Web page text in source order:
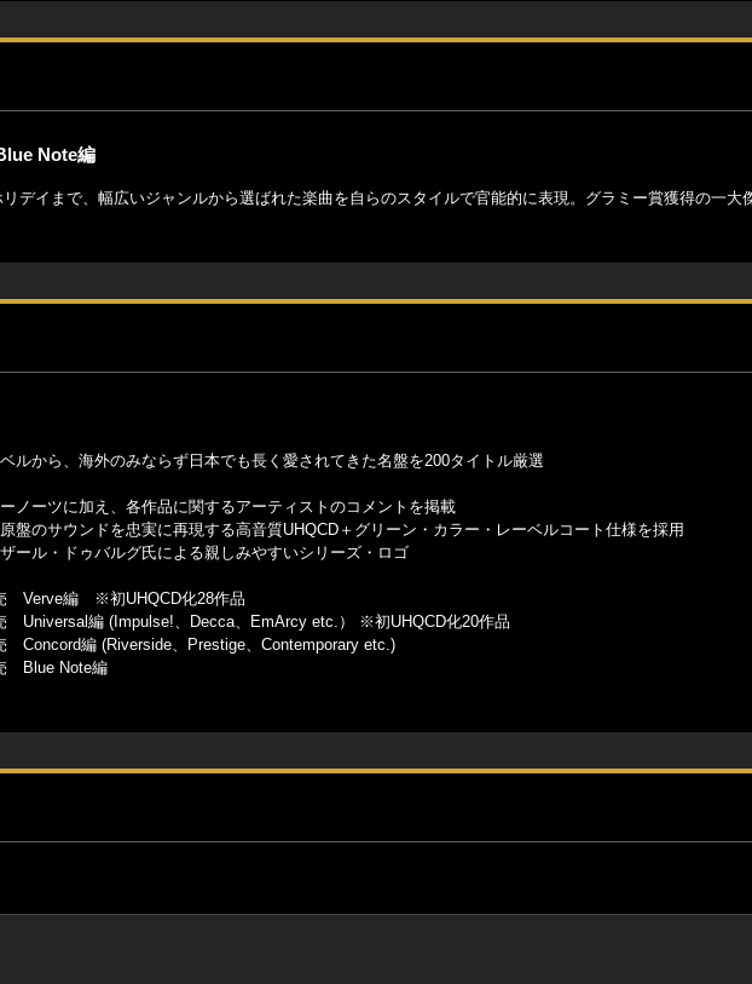
Note編
デイまで、幅広いジャンルから選ばれた楽曲を自らのスタイルで官能的に表現。グラミー賞獲得の一大
ルから、海外のみならず日本でも長く愛されてきた名盤を200タイトル厳選
ノーツに加え、各作品に関するアーティストのコメントを掲載
盤のサウンドを忠実に再現する高音質UHQCD＋グリーン・カラー・レーベルコート仕様を採用
ール・ドゥバルグ氏による親しみやすいシリーズ・ロゴ
Verve編 ※初UHQCD化28作品
Universal編 (Impulse!、Decca、EmArcy etc.） ※初UHQCD化20作品
Concord編 (Riverside、Prestige、Contemporary etc.)
Blue Note編